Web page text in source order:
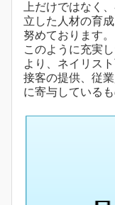
上だけではなく
立した人材の育
努めております。
このように充実
より、ネイリス
接客の提供、従
に寄与している